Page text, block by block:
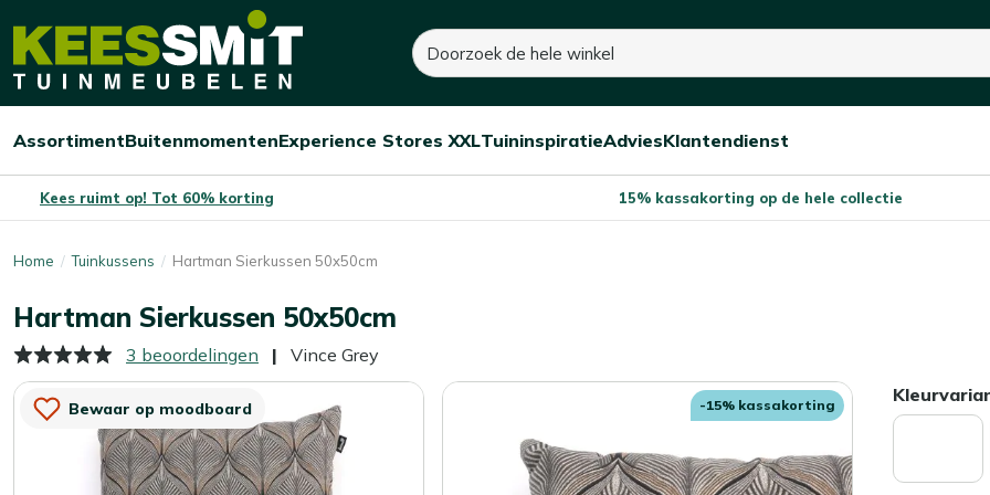
Kees
Tuinmeubelen
Zoeken
Open/sluit
Assortiment
Open/sluit
Buitenmomenten
Open/sluit
Experience Stores XXL
Open/sluit
Tuininspiratie
Open/sluit
Advies
Open/sluit
Klantendienst
Kees ruimt op! Tot 60% korting 15% kassakorting op de hele collectie
Home Tuinkussens Hartman Sierkussen 50x50cm
Hartman Sierkussen 50x50cm
Vince Grey
3 beoordelingen
Bewaar op moodboard -15% kassakorting
15,- 22,-
Je bespaart:7,- (-32%)
Dit product is niet op voorraad